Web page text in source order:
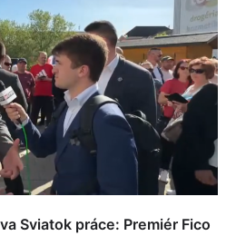
Sviatok práce: Premiér Fico